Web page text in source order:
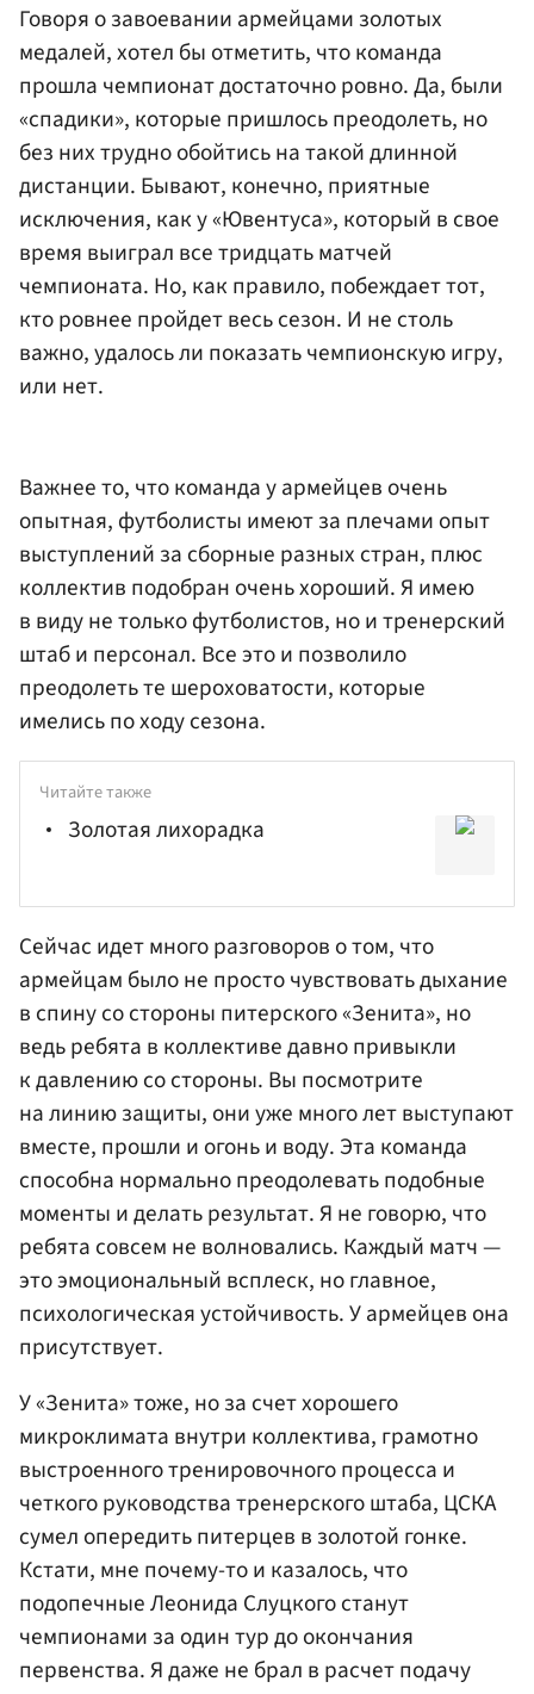
Говоря о завоевании армейцами золотых
медалей, хотел бы отметить, что команда
прошла чемпионат достаточно ровно. Да, были
«спадики», которые пришлось преодолеть, но
без них трудно обойтись на такой длинной
дистанции. Бывают, конечно, приятные
исключения, как у «Ювентуса», который в свое
время выиграл все тридцать матчей
чемпионата. Но, как правило, побеждает тот,
кто ровнее пройдет весь сезон. И не столь
важно, удалось ли показать чемпионскую игру,
или нет.
Важнее то, что команда у армейцев очень
опытная, футболисты имеют за плечами опыт
выступлений за сборные разных стран, плюс
коллектив подобран очень хороший. Я имею
в виду не только футболистов, но и тренерский
штаб и персонал. Все это и позволило
преодолеть те шероховатости, которые
имелись по ходу сезона.
Читайте также
Золотая лихорадка
Сейчас идет много разговоров о том, что
армейцам было не просто чувствовать дыхание
в спину со стороны питерского «Зенита», но
ведь ребята в коллективе давно привыкли
к давлению со стороны. Вы посмотрите
на линию защиты, они уже много лет выступают
вместе, прошли и огонь и воду. Эта команда
способна нормально преодолевать подобные
моменты и делать результат. Я не говорю, что
ребята совсем не волновались. Каждый матч —
это эмоциональный всплеск, но главное,
психологическая устойчивость. У армейцев она
присутствует.
У «Зенита» тоже, но за счет хорошего
микроклимата внутри коллектива, грамотно
выстроенного тренировочного процесса и
четкого руководства тренерского штаба, ЦСКА
сумел опередить питерцев в золотой гонке.
Кстати, мне почему-то и казалось, что
подопечные Леонида Слуцкого станут
чемпионами за один тур до окончания
первенства. Я даже не брал в расчет подачу